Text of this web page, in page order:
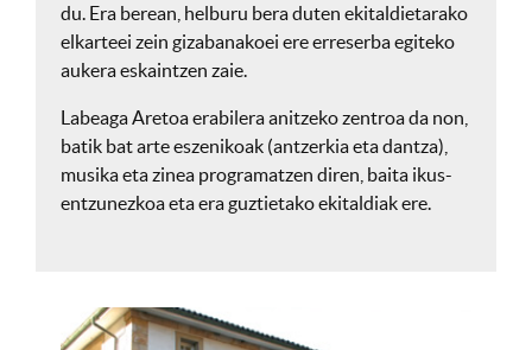
du. Era berean, helburu bera duten ekitaldietarako
elkarteei zein gizabanakoei ere erreserba egiteko
aukera eskaintzen zaie.
Labeaga Aretoa erabilera anitzeko zentroa da non,
batik bat arte eszenikoak (antzerkia eta dantza),
musika eta zinea programatzen diren, baita ikus-
entzunezkoa eta era guztietako ekitaldiak ere.